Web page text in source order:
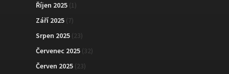
Říjen 2025 (1)
Září 2025 (7)
Srpen 2025 (23)
Červenec 2025 (32)
Červen 2025 (23)